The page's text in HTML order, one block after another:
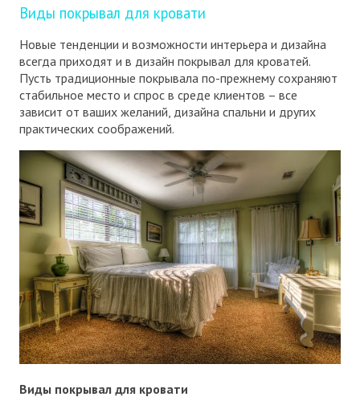
Виды покрывал для кровати
Новые тенденции и возможности интерьера и дизайна
всегда приходят и в дизайн покрывал для кроватей.
Пусть традиционные покрывала по-прежнему сохраняют
стабильное место и спрос в среде клиентов – все
зависит от ваших желаний, дизайна спальни и других
практических соображений.
Виды покрывал для кровати